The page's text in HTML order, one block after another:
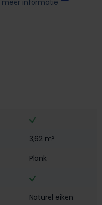
3,62 m²
Plank
Naturel eiken
meer informatie